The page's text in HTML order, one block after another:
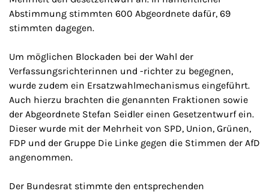
Abstimmung stimmten 600 Abgeordnete dafür, 69
stimmten dagegen.
Um möglichen Blockaden bei der Wahl der
Verfassungsrichterinnen und -richter zu begegnen,
wurde zudem ein Ersatzwahlmechanismus eingeführt.
Auch hierzu brachten die genannten Fraktionen sowie
der Abgeordnete Stefan Seidler einen Gesetzentwurf ein.
Dieser wurde mit der Mehrheit von SPD, Union, Grünen,
FDP und der Gruppe Die Linke gegen die Stimmen der AfD
angenommen.
Der Bundesrat stimmte den entsprechenden